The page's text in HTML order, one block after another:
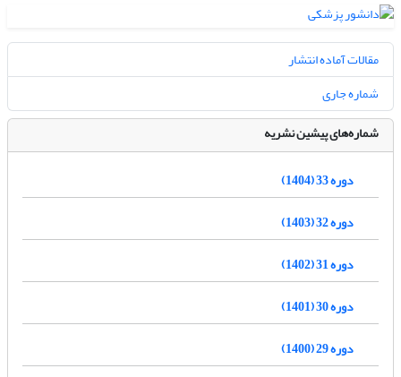
مقالات آماده انتشار
شماره جاری
شماره‌های پیشین نشریه
دوره 33 (1404)
دوره 32 (1403)
دوره 31 (1402)
دوره 30 (1401)
دوره 29 (1400)